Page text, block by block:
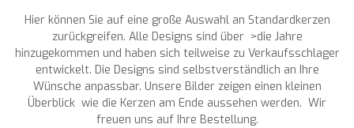
Hier können Sie auf eine große Auswahl an Standardkerzen
zurückgreifen. Alle Designs sind über >die Jahre
hinzugekommen und haben sich teilweise zu Verkaufsschlager
entwickelt. Die Designs sind selbstverständlich an Ihre
Wünsche anpassbar. Unsere Bilder zeigen einen kleinen
Überblick wie die Kerzen am Ende aussehen werden. Wir
freuen uns auf Ihre Bestellung.